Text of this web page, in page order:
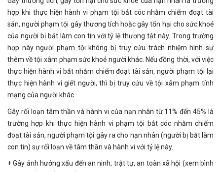
hợp khi thực hiện hành vi phạm tội bắt cóc nhằm chiếm đoạt tài
sản, người phạm tội gây thương tích hoặc gây tổn hại cho sức khoẻ
của người bị bắt làm con tin với tỷ lệ thương tật này. Trong trường
hợp này người phạm tội không bị truy cứu trách nhiệm hình sự
thêm về tội xâm phạm sức khoẻ người khác. Nếu đồng thời, với việc
thực hiện hành vi bắt nhằm chiếm đoạt tài sản, người phạm tội lại
thực hiện hành vi giết người, thì bị truy cứu về tội xâm phạm tính
mạng của người khác.
Gây rối loạn tâm thần và hành vi của nạn nhân từ 11% đến 45% là
trường hợp khi thực hiện hành vi phạm tội bắt cóc nhằm chiếm
đoạt tài sản, người phạm tội gây ra cho nạn nhân (người bị bắt làm
con tin) sự rối loạn về tâm thần và hành vi với tỷ lệ này.
+ Gây ảnh hưởng xấu đến an ninh, trật tự, an toàn xã hội (xem bình